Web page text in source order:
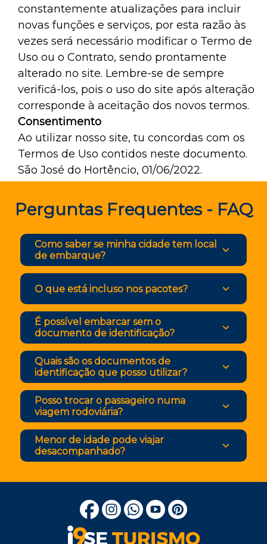
constantemente atualizações para incluir
novas funções e serviços, por esta razão às
vezes será necessário modificar o Termo de
Uso ou o Contrato, sendo prontamente
alterado no site. Lembre-se de sempre
verificá-los, pois o uso do site após alteração
corresponde à aceitação dos novos termos.
Consentimento
Ao utilizar nosso site, tu concordas com os
Termos de Uso contidos neste documento.
São José do Hortêncio, 01/06/2022.
Perguntas Frequentes - FAQ​
Como saber se minha cidade tem local
de embarque?
O que está incluso nos pacotes?
É possível embarcar sem o
documento de identificação?
Quais são os documentos de
identificação que posso utilizar?
Posso trocar o passageiro numa
viagem rodoviária?
Menor de idade pode viajar
desacompanhado?